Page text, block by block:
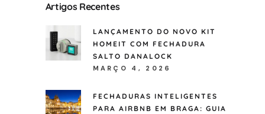
Artigos Recentes
LANÇAMENTO DO NOVO KIT
HOMEIT COM FECHADURA
SALTO DANALOCK
MARÇO 4, 2026
FECHADURAS INTELIGENTES
PARA AIRBNB EM BRAGA: GUIA